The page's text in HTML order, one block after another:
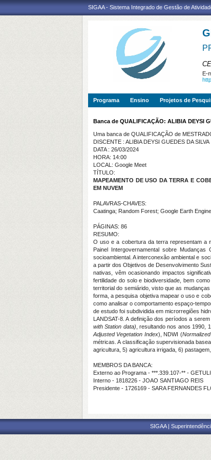
SIGAA - Sistema Integrado de Gestão de
E-
Programa Ensino Projetos de
Banca de QUALIFICAÇÃO: ALIBIA DEYSI
Uma banca de QUALIFICAÇÃO de
DISCENTE : ALIBIA DEYSI GUEDES DA SILVA
DATA : 26/03/2024
HORA: 14:00
LOCAL: Google Meet
TÍTULO:
MAPEAMENTO DE USO DA TERRA E
EM NUVEM
PALAVRAS-CHAVES:
Caatinga; Random Forest; Google Earth
PÁGINAS: 86
RESUMO:
O uso e a cobertura da terra representam a
Painel Intergovernamental sobre
socioambiental. A interconexão ambiental e
a partir dos Objetivos de Desenvolvimento
nativas, vêm ocasionando impactos
fertilidade do solo e biodiversidade, bem
territorial do semiárido, visto que as
forma, a pesquisa objetiva mapear o uso e
como analisar o comportamento espaço-
de estudo foi subdividida em microrregiões
LANDSAT-8. A definição dos períodos a
with Station data) , resultando nos anos 1990,
Adjusted Vegetation Index), NDWI (
métricas. A classificação supervisionada
agricultura, 5) agricultura irrigada, 6)
MEMBROS DA BANCA:
Externo ao Programa - ***.339.107-** -
Interno - 1818226 - JOAO SANTIAGO REIS
Presidente - 1726169 - SARA FERNANDES
SIGAA |